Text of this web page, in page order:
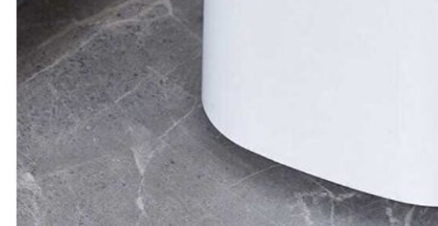
cd транспортов
чаеварок
чайников
часов настенных
чебуречниц
чековых принтеров
чиллеров
дальномеров
дарсонвалей
датчиков качества воды
датчиков качества воздуха
датчиков протечки
датчиков температуры
дегидраторов
дельташлифмашин
депиляторов
депозитных машин
держателей с беспроводной зарядкой автомобильных для телефона
дестратификаторов
детекторов проводки